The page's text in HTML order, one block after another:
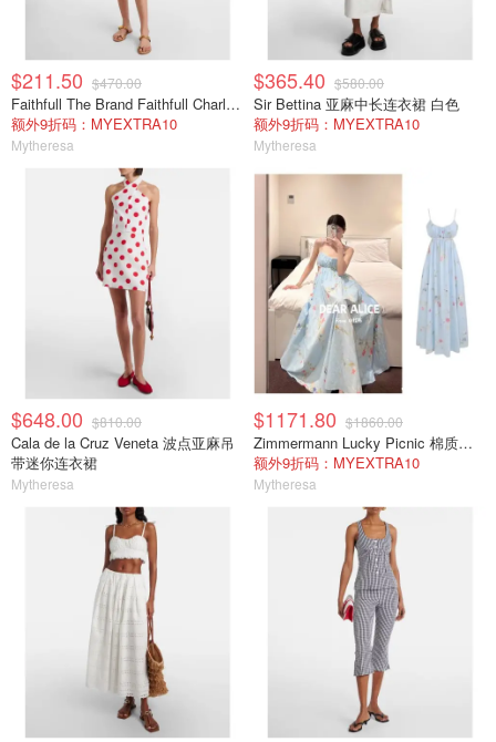
$211.50 $470.00
Faithfull The Brand Faithfull Charlene 格纹棉质迷你连衣裙
额外9折码：MYEXTRA10
Mytheresa
$365.40 $580.00
Sir Bettina 亚麻中长连衣裙 白色
额外9折码：MYEXTRA10
Mytheresa
$648.00 $810.00
Cala de la Cruz Veneta 波点亚麻吊
带迷你连衣裙
Mytheresa
$1171.80 $1860.00
Zimmermann Lucky Picnic 棉质长连衣裙 花卉印花
额外9折码：MYEXTRA10
Mytheresa